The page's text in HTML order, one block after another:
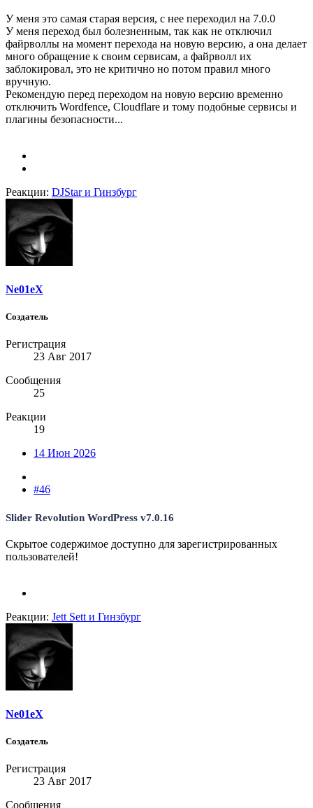
У меня это самая старая версия, с нее переходил на 7.0.0
У меня переход был болезненным, так как не отключил
файрволлы на момент перехода на новую версию, а она делает
много обращение к своим сервисам, а файрволл их
заблокировал, это не критично но потом правил много
вручную.
Рекомендую перед переходом на новую версию временно
отключить Wordfence, Cloudflare и тому подобные сервисы и
плагины безопасности...
Реакции: DJStarи Гинзбург
Ne01eX
Создатель
Регистрация
23 Авг 2017
Сообщения
25
Реакции
19
14 Июн 2026
#46
Slider Revolution WordPress v7.0.16
Скрытое содержимое доступно для зарегистрированных
пользователей!
Реакции: Jett Sett и Гинзбург
Ne01eX
Создатель
Регистрация
23 Авг 2017
Сообщения